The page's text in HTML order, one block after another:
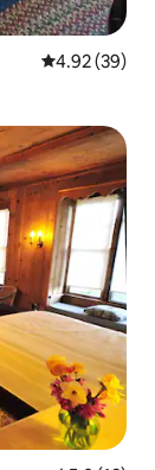
レビュー39
4.92 (39)